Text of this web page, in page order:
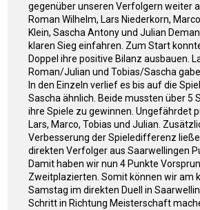
gegenüber unseren Verfolgern weiter
Roman Wilhelm, Lars Niederkorn,
Klein, Sascha Antony und Julian
klaren Sieg einfahren. Zum Start
Doppel ihre positive Bilanz ausbauen.
Roman/Julian und Tobias/Sascha
In den Einzeln verlief es bis auf die
Sascha ähnlich. Beide mussten über 5
ihre Spiele zu gewinnen. Ungefährdet
Lars, Marco, Tobias und Julian.
Verbesserung der Spieledifferenz
direkten Verfolger aus Saarwellingen
Damit haben wir nun 4 Punkte
Zweitplazierten. Somit können wir am
Samstag im direkten Duell in
Schritt in Richtung Meisterschaft